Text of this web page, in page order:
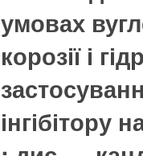
умовах
корозії і
інгібітору